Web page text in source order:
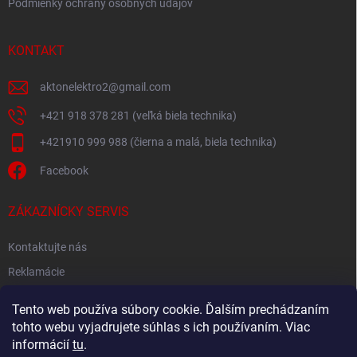
Tento web používa súbory cookie. Ďalším prechádzaním
tohto webu vyjadrujete súhlas s ich používaním. Viac
informácií tu.
Podmienky ochrany osobných údajov
KONTAKT
aktonelektro2@gmail.com
+421 918 378 281 (veľká biela technika)
+421910 999 988 (čierna a malá, biela technika)
Facebook
ZÁKAZNÍCKY SERVIS
Kontaktujte nás
Reklamácie